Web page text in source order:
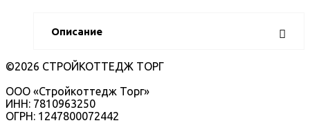
Описание
©2026 СТРОЙКОТТЕДЖ ТОРГ
ООО «Стройкоттедж Торг»
ИНН: 7810963250
ОГРН: 1247800072442